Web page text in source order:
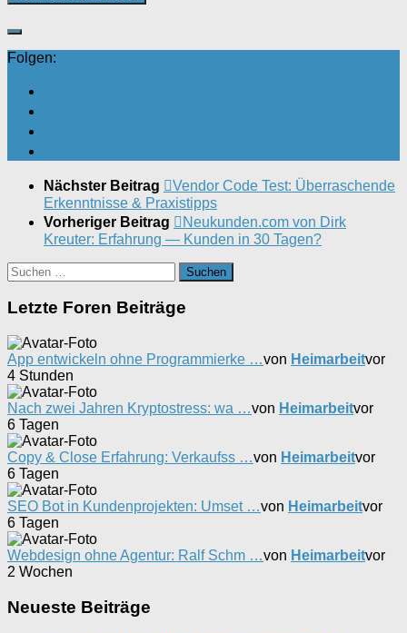
Folgen:
Nächster Beitrag
Vendor Code Test: Überraschende
Erkenntnisse & Praxistipps
Vorheriger Beitrag
Neukunden.com von Dirk
Kreuter: Erfahrung — Kunden in 30 Tagen?
Suchen
nach:
Letzte Foren Beiträge
App entwickeln ohne Programmierke …von Heimarbeitvor
4 Stunden
Nach zwei Jahren Kryptostress: wa …von Heimarbeitvor
6 Tagen
Copy & Close Erfahrung: Verkaufss …von Heimarbeitvor
6 Tagen
SEO Bot in Kundenprojekten: Umset …von Heimarbeitvor
6 Tagen
Webdesign ohne Agentur: Ralf Schm …von Heimarbeitvor
2 Wochen
Neueste Beiträge